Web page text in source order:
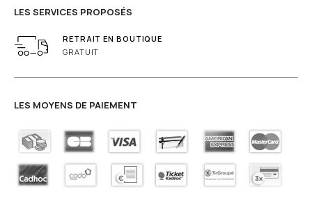
LES SERVICES PROPOSÉS
RETRAIT EN BOUTIQUE
GRATUIT
LES MOYENS DE PAIEMENT